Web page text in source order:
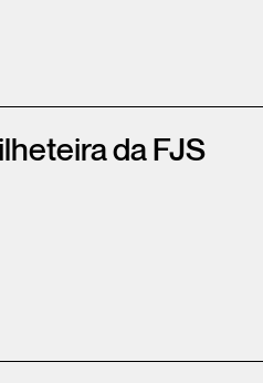
da FJS